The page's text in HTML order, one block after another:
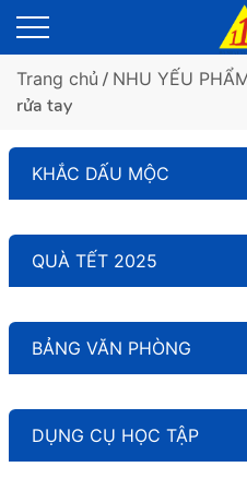
Trang chủ / NHU YẾU
rửa tay
KHẮC DẤU MỘC
QUÀ TẾT 2025
BẢNG VĂN PHÒNG
DỤNG CỤ HỌC TẬP